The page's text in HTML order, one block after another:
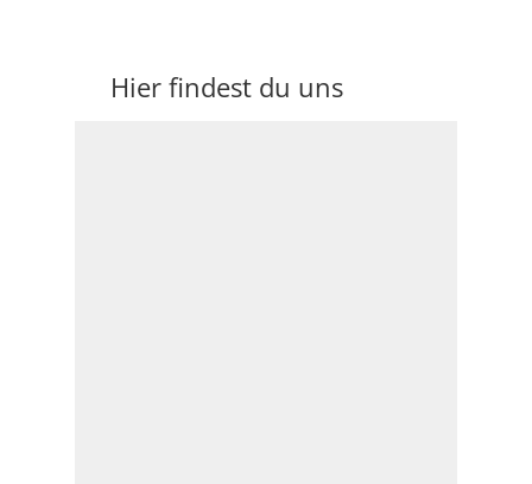
Hier findest du uns